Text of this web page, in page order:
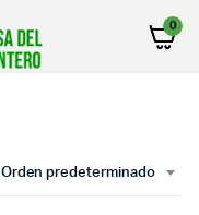
0
Orden predeterminado